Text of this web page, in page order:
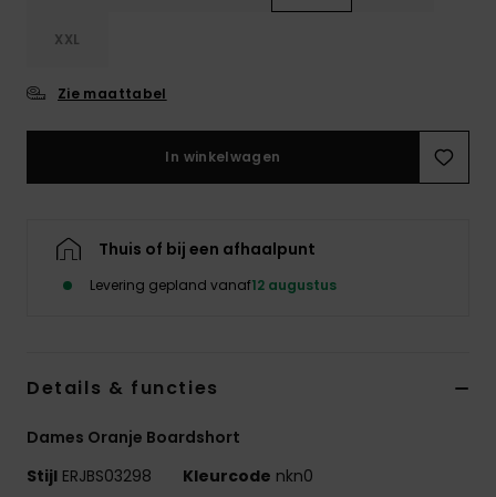
XXL
Zie maattabel
In winkelwagen
Thuis of bij een afhaalpunt
Levering gepland vanaf12 augustus
Details & functies
Dames Oranje Boardshort
Stijl ERJBS03298 Kleurcode nkn0